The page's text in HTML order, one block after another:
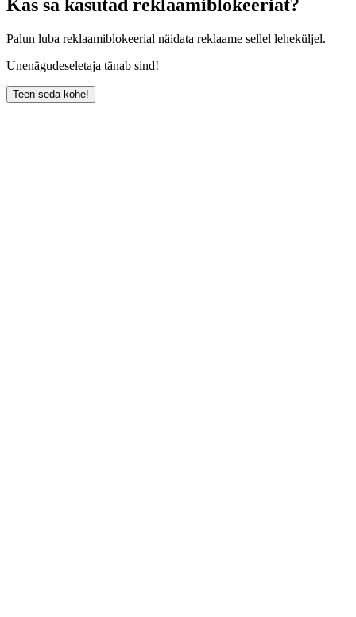
Kas sa kasutad reklaamiblokeeriat?
Palun luba reklaamiblokeerial näidata reklaame sellel leheküljel.
Unenägudeseletaja tänab sind!
Teen seda kohe!